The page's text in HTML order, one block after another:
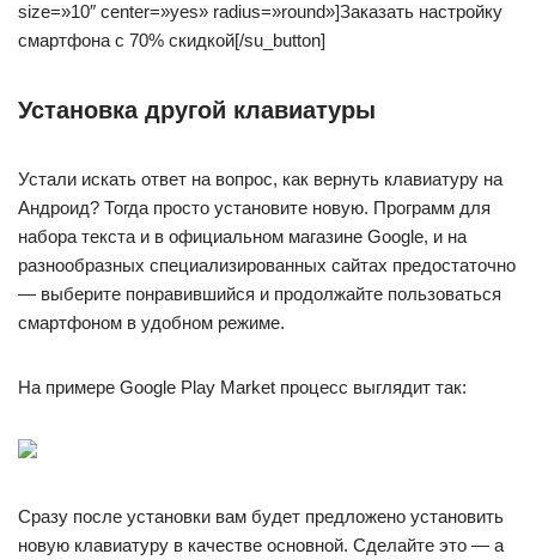
size=»10″ center=»yes» radius=»round»]Заказать настройку
смартфона с 70% скидкой[/su_button]
Установка другой клавиатуры
Устали искать ответ на вопрос, как вернуть клавиатуру на
Андроид? Тогда просто установите новую. Программ для
набора текста и в официальном магазине Google, и на
разнообразных специализированных сайтах предостаточно
— выберите понравившийся и продолжайте пользоваться
смартфоном в удобном режиме.
На примере Google Play Market процесс выглядит так:
Сразу после установки вам будет предложено установить
новую клавиатуру в качестве основной. Сделайте это — а